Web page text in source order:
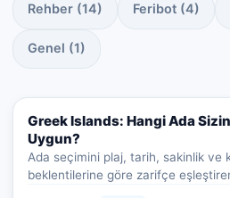
Rehber (14) Feribot (4)
Genel (1)
Greek Islands: Hangi Ada
Uygun?
Ada seçimini plaj, tarih, sakinlik ve
beklentilerine göre zarifçe